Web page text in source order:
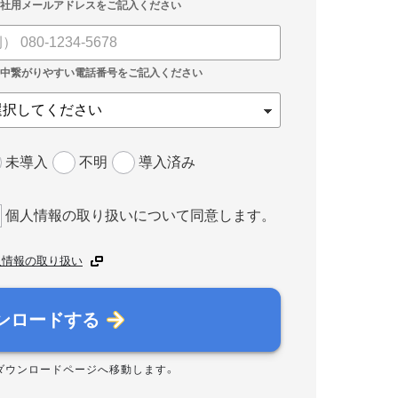
未導入 不明 導入済み
個人情報の取り扱いについて同意します。
報の取り扱い
ロードする
ウンロードページへ移動します。